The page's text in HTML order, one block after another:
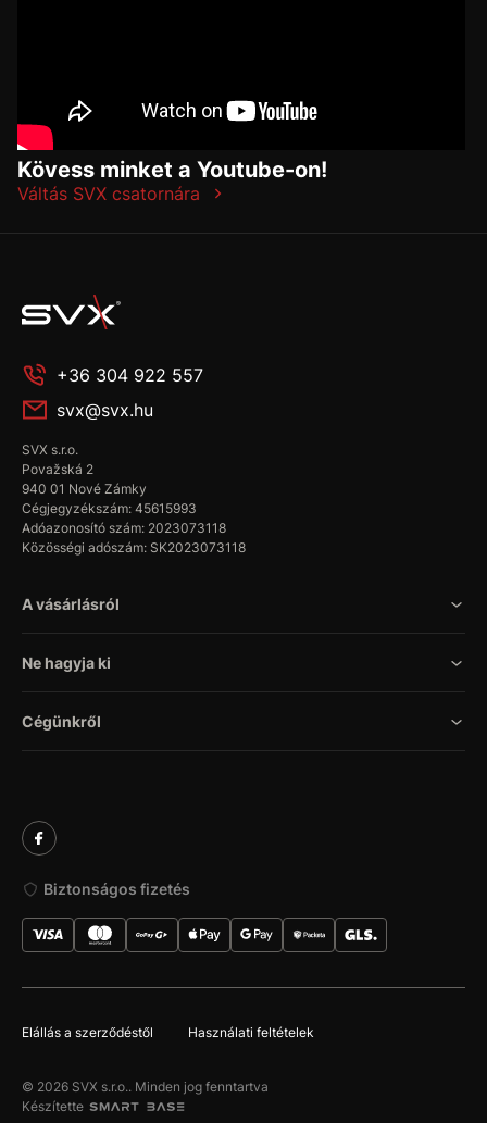
Kövess minket a Youtube-on!
Váltás SVX csatornára
+36 304 922 557
svx@svx.hu
SVX s.r.o.
Považská 2
940 01 Nové Zámky
Cégjegyzékszám: 45615993
Adóazonosító szám: 2023073118
Közösségi adószám: SK2023073118
A vásárlásról
Ne hagyja ki
Cégünkről
Biztonságos fizetés
© 2026 SVX s.r.o.. Minden jog fenntartva
Készítette
Elállás a szerződéstől Használati feltételek